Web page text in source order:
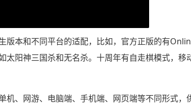
版本和不同平台的适配，比如，官方正版的有
阳神三国杀和无名杀。十周年有自走棋模式，移
、网游、电脑端、手机端、网页端等不同形式，